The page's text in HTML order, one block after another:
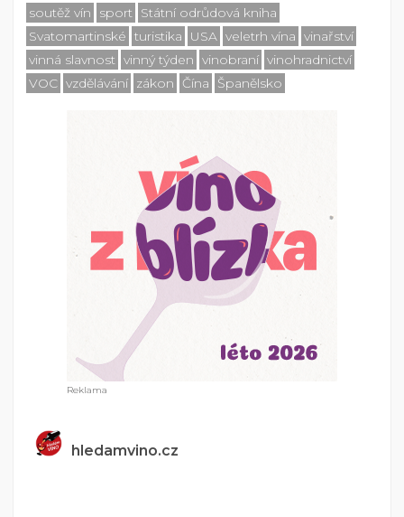
soutěž vín sport Státní odrůdová kniha
Svatomartinské turistika USA veletrh vína vinařství
vinná slavnost vinný týden vinobraní vinohradnictví
VOC vzdělávání zákon Čína Španělsko
hledamvino.cz